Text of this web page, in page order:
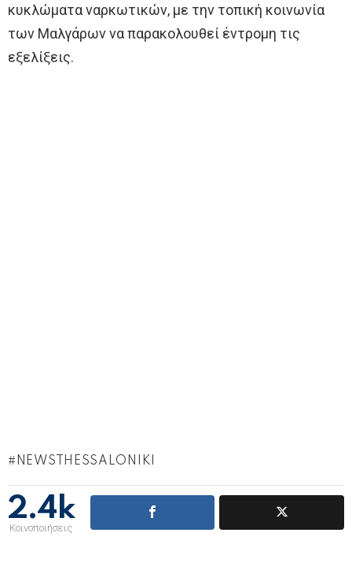
κυκλώματα ναρκωτικών, με την τοπική κοινωνία
των Μαλγάρων να παρακολουθεί έντρομη τις
εξελίξεις.
NEWSTHESSALONIKI
2.4k
Κοινοποιήσεις